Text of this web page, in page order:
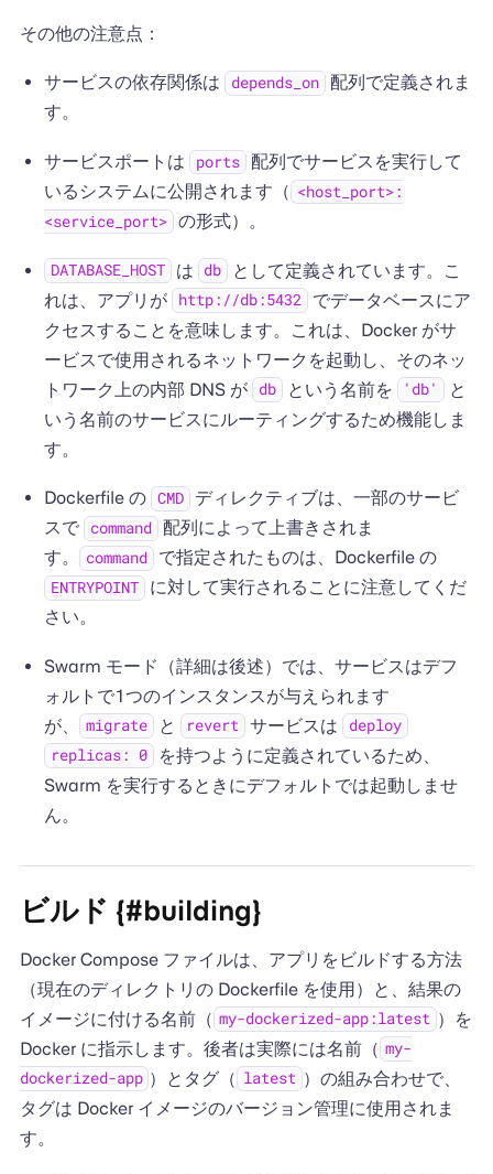
その他の注意点：
サービスの依存関係は depends_on
配列で定義されま
す。
サービスポートは ports 配列でサービスを実行して
いるシステムに公開されます（ <host_port>:
<service_port> の形式）。
DATABASE_HOST は db
として定義されています。こ
れは、アプリが
http://db:5432
でデータベースにア
クセスすることを意味します。これは、Docker がサ
ービスで使用されるネットワークを起動し、そのネッ
トワーク上の内部 DNS が
db という名前を 'db'
と
いう名前のサービスにルーティングするため機能しま
す。
Dockerfile の CMD
ディレクティブは、一部のサービ
スで
command
配列によって上書きされま
す。
command で指定されたものは、Dockerfile の
ENTRYPOINT
に対して実行されることに注意してくだ
さい。
Swarm モード（詳細は後述）では、サービスはデフ
ォルトで1つのインスタンスが与えられます
が、
migrate と revert サービスは
deploy
replicas: 0
を持つように定義されているため、
Swarm を実行するときにデフォルトでは起動しませ
ん。
ビルド {#building}
Docker Compose ファイルは、アプリをビルドする方法
（現在のディレクトリの Dockerfile を使用）と、結果の
イメージに付ける名前（ my-dockerized-app:latest ）を
Docker に指示します。後者は実際には名前（ my-
dockerized-app ）とタグ（ latest ）の組み合わせで、
タグは Docker イメージのバージョン管理に使用されま
す。